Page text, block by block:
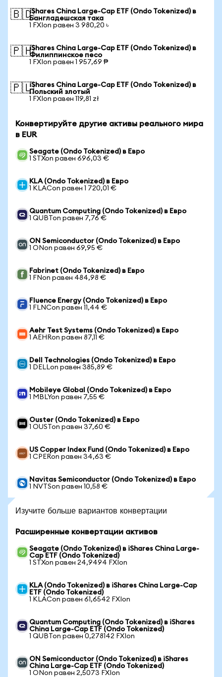
🇧🇩iShares China Large-Cap ETF (Ondo Tokenized) в
Бангладешская така
1 FXIon равен 3 980,20 ৳
🇵🇭iShares China Large-Cap ETF (Ondo Tokenized) в
Филиппинское песо
1 FXIon равен 1 957,69 ₱
🇵🇱iShares China Large-Cap ETF (Ondo Tokenized) в
Польский злотый
1 FXIon равен 119,81 zł
Конвертируйте другие активы реального мира
в EUR
Seagate (Ondo Tokenized) в Евро
1 STXon равен 696,03 €
KLA (Ondo Tokenized) в Евро
1 KLACon равен 1 720,01 €
Quantum Computing (Ondo Tokenized) в Евро
1 QUBTon равен 7,76 €
ON Semiconductor (Ondo Tokenized) в Евро
1 ONon равен 69,95 €
Fabrinet (Ondo Tokenized) в Евро
1 FNon равен 484,98 €
Fluence Energy (Ondo Tokenized) в Евро
1 FLNCon равен 11,44 €
Aehr Test Systems (Ondo Tokenized) в Евро
1 AEHRon равен 87,11 €
Dell Technologies (Ondo Tokenized) в Евро
1 DELLon равен 385,89 €
Mobileye Global (Ondo Tokenized) в Евро
1 MBLYon равен 7,55 €
Ouster (Ondo Tokenized) в Евро
1 OUSTon равен 37,60 €
US Copper Index Fund (Ondo Tokenized) в Евро
1 CPERon равен 34,63 €
Navitas Semiconductor (Ondo Tokenized) в Евро
1 NVTSon равен 10,58 €
Изучите больше вариантов конвертации
Расширенные конвертации активов
Seagate (Ondo Tokenized) в iShares China Large-
Cap ETF (Ondo Tokenized)
1 STXon равен 24,9494 FXIon
KLA (Ondo Tokenized) в iShares China Large-Cap
ETF (Ondo Tokenized)
1 KLACon равен 61,6542 FXIon
Quantum Computing (Ondo Tokenized) в iShares
China Large-Cap ETF (Ondo Tokenized)
1 QUBTon равен 0,278142 FXIon
ON Semiconductor (Ondo Tokenized) в iShares
China Large-Cap ETF (Ondo Tokenized)
1 ONon равен 2,5073 FXIon